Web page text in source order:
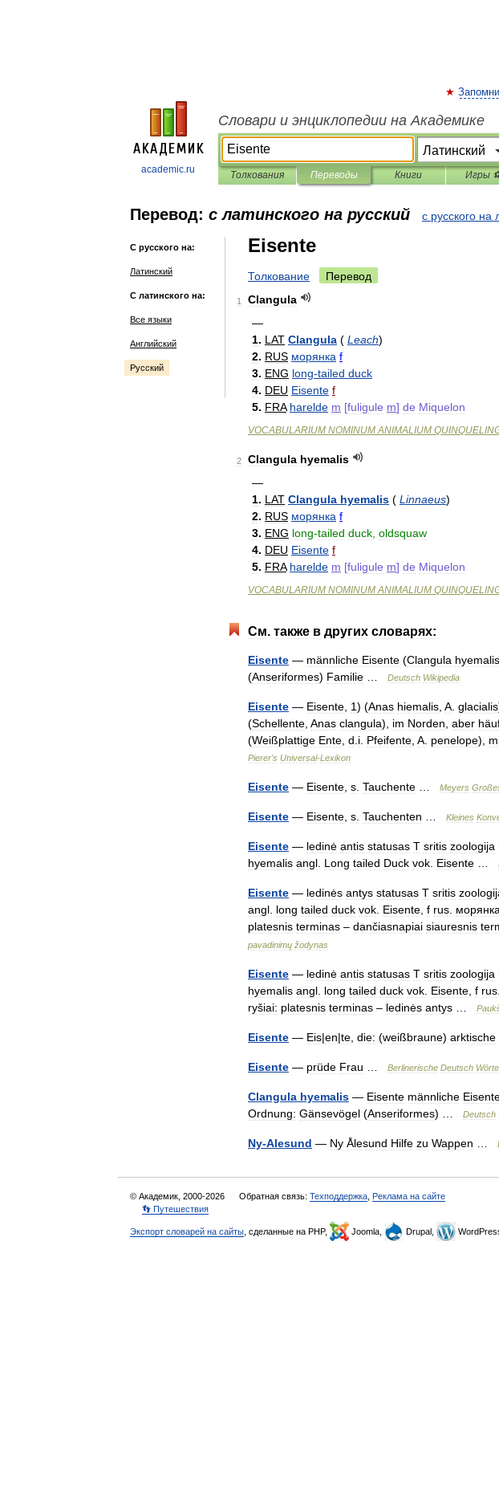
academic.ru
Словари и энциклопедии на Академике
Толкования Переводы Книги Игры
Перевод: с латинского на русский с русского на
С русского на:
Латинский
С латинского на:
Все языки
Английский
Русский
Eisente
Толкование Перевод
1
Clangula
—
1. LAT Clangula ( Leach)
2. RUS морянка f
3. ENG long-tailed duck
4. DEU Eisente f
5. FRA harelde m [fuligule m] de Miquelon
VOCABULARIUM NOMINUM ANIMALIUM
2 Clangula hyemalis
—
1. LAT Clangula hyemalis ( Linnaeus)
2. RUS морянка f
3. ENG long-tailed duck oldsquaw
4. DEU Eisente f
5. FRA harelde m [fuligule m] de Miquelon
VOCABULARIUM NOMINUM ANIMALIUM
См. также в других словарях:
Eisente — männliche Eisente (Clangula hyemalis
(Anseriformes) Familie Deutsch Wikipedia
Eisente — Eisente 1) (Anas hiemalis A glacialis
(Schellente Anas clangula), im Norden aber
(Weißplattige Ente d i Pfeifente A penelope),
Pierer's Universal-Lexikon
Eisente — Eisente s Tauchente Meyers
Eisente — Eisente s Tauchenten Kleines
Eisente — ledinė antis statusas T sritis zoologija
hyemalis angl Long tailed Duck vok Eisente
Eisente — ledinės antys statusas T sritis
angl long tailed duck vok Eisente f rus морянка
platesnis terminas – dančiasnapiai siauresnis
pavadinimų žodynas
Eisente — ledinė antis statusas T sritis zoologija
hyemalis angl long tailed duck vok Eisente f rus
ryšiai: platesnis terminas – ledinės antys
Eisente — Eis|en|te die: (weißbraune) arktische
Eisente — prüde Frau Berlinerische Deutsch
Clangula hyemalis — Eisente männliche
Ordnung: Gänsevögel (Anseriformes) … Deutsch
Ny-Alesund — Ny Ålesund Hilfe zu Wappen
© Академик, 2000-2026 Обратная связь: Техподдержка Реклама на сайте
👣 Путешествия
Экспорт словарей на сайты , сделанные на PHP, Joomla, Drupal,